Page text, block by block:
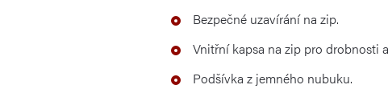
Bezpečné uzavírání na zip.
Vnitřní kapsa na zip pro drobnosti
Podšívka z jemného nubuku.